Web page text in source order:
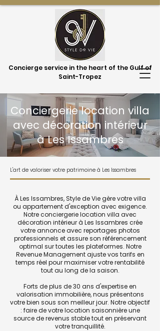
Concierge service in the heart of the Gulf of
Saint-Tropez
Conciergerie location villa
avec décoration intérieur
à Les Issambres
L'art de valoriser votre patrimoine à Les Issambres
À Les Issambres, Style de Vie gère votre villa
ou appartement d'exception avec exigence.
Notre conciergerie location villa avec
décoration intérieur à Les Issambres crée
votre annonce avec reportages photos
professionnels et assure son référencement
optimal sur toutes les plateformes. Notre
Revenue Management ajuste vos tarifs en
temps réel pour maximiser votre rentabilité
tout au long de la saison.
Forts de plus de 30 ans d'expertise en
valorisation immobilière, nous présentons
votre bien sous son meilleur jour. Notre objectif
: faire de votre location saisonnière une
source de revenus stable tout en préservant
votre tranquillité.